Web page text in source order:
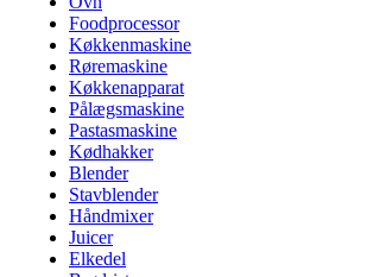
Foodprocessor
Køkkenmaskine
Røremaskine
Køkkenapparat
Pålægsmaskine
Pastasmaskine
Kødhakker
Blender
Stavblender
Håndmixer
Juicer
Elkedel